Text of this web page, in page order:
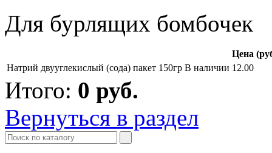
Для бурлящих бомбочек
Цена
Натрий двууглекислый (сода) пакет 150гр В наличии 12.00
Итого: 0 руб.
Вернуться в раздел